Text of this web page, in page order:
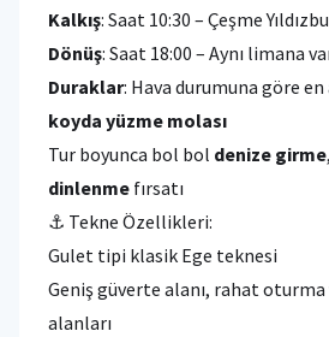
Kalkış: Saat 10:30 – Çeşme
Dönüş: Saat 18:00 – Aynı limana
Duraklar: Hava durumuna göre en
koyda yüzme molası
Tur boyunca bol bol denize girme,
dinlenme fırsatı
⚓ Tekne Özellikleri:
Gulet tipi klasik Ege teknesi
Geniş güverte alanı, rahat
alanları